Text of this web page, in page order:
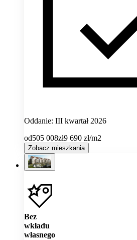
Oddanie: III kwartał 2026
od505 008zł9 690 zł/m2
Zobacz mieszkania
Bez
wkładu
własnego